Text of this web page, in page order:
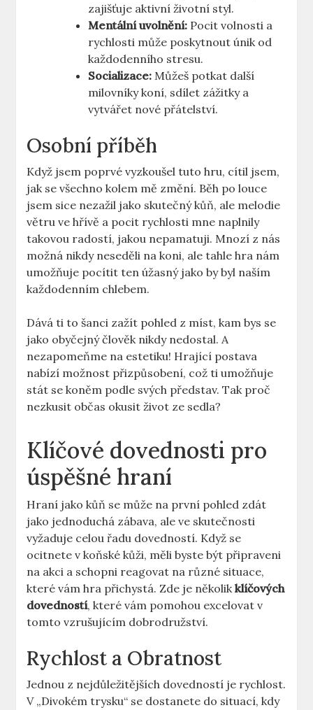
zajišťuje aktivní životní styl.
Mentální uvolnění: Pocit volnosti a
rychlosti může poskytnout únik od
každodenního stresu.
Socializace: Můžeš potkat další
milovníky koní, sdílet zážitky a
vytvářet nové přátelství.
Osobní příběh
Když jsem poprvé vyzkoušel tuto hru, cítil jsem,
jak se všechno kolem mě změní. Běh po louce
jsem sice nezažil jako skutečný kůň, ale melodie
větru ve hřívě a pocit rychlosti mne naplnily
takovou radostí, jakou nepamatuji. Mnozí z nás
možná nikdy neseděli na koni, ale tahle hra nám
umožňuje pocítit ten úžasný jako by byl naším
každodenním chlebem.
Dává ti to šanci zažít pohled z míst, kam bys se
jako obyčejný člověk nikdy nedostal. A
nezapomeňme na estetiku! Hrající postava
nabízí možnost přizpůsobení, což ti umožňuje
stát se koněm podle svých představ. Tak proč
nezkusit občas okusit život ze sedla?
Klíčové dovednosti pro
úspěšné hraní
Hraní jako kůň se může na první pohled zdát
jako jednoduchá zábava, ale ve skutečnosti
vyžaduje celou řadu dovedností. Když se
ocitnete v koňské kůži, měli byste být připraveni
na akci a schopni reagovat na různé situace,
které vám hra přichystá. Zde je několikklíčových
dovedností, které vám pomohou excelovat v
tomto vzrušujícím dobrodružství.
Rychlost a Obratnost
Jednou z nejdůležitějších dovedností je rychlost.
V „Divokém trysku“ se dostanete do situací, kdy